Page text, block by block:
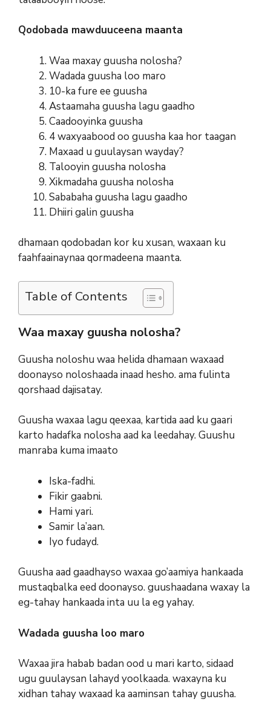
Qodobada mawduuceena maanta
Waa maxay guusha nolosha?
Wadada guusha loo maro
10-ka fure ee guusha
Astaamaha guusha lagu gaadho
Caadooyinka guusha
4 waxyaabood oo guusha kaa hor taagan
Maxaad u guulaysan wayday?
Talooyin guusha nolosha
Xikmadaha guusha nolosha
Sababaha guusha lagu gaadho
Dhiiri galin guusha
dhamaan qodobadan kor ku xusan, waxaan ku
faahfaainaynaa qormadeena maanta.
Table of Contents
Waa maxay guusha nolosha?
Guusha noloshu waa helida dhamaan waxaad
doonayso noloshaada inaad hesho. ama fulinta
qorshaad dajisatay.
Guusha waxaa lagu qeexaa, kartida aad ku gaari
karto hadafka nolosha aad ka leedahay. Guushu
manraba kuma imaato
Iska-fadhi.
Fikir gaabni.
Hami yari.
Samir la’aan.
Iyo fudayd.
Guusha aad gaadhayso waxaa go’aamiya hankaada
mustaqbalka eed doonayso. guushaadana waxay la
eg-tahay hankaada inta uu la eg yahay.
Wadada guusha loo maro
Waxaa jira habab badan ood u mari karto, sidaad
ugu guulaysan lahayd yoolkaada. waxayna ku
xidhan tahay waxaad ka aaminsan tahay guusha.